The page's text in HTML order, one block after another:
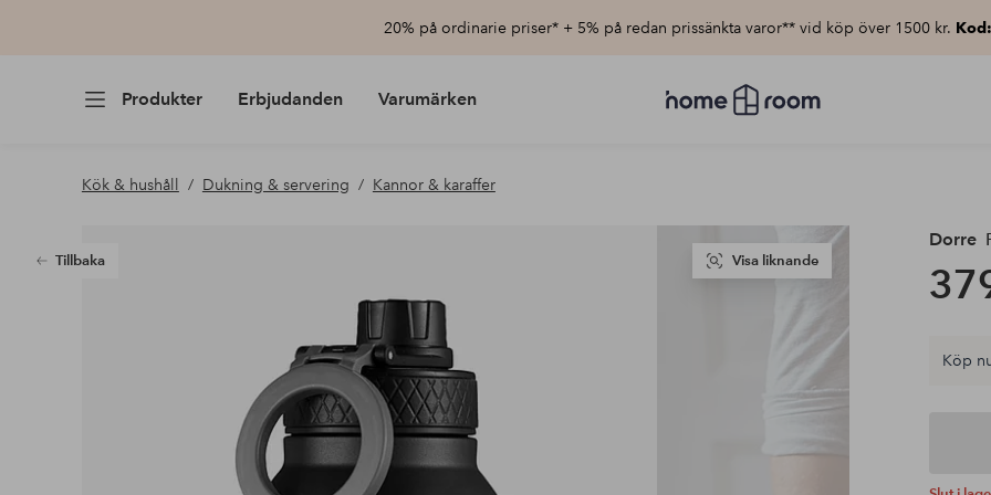
20% på ordinarie priser* + 5% på redan prissänkta varor** vid köp över 1500 kr.
Produkter Erbjudanden Varumärken
Homeroom
–
Kök & hushåll Dukning & servering Kannor & karaffer
Tillbaka Visa liknande
Dorre
Köp